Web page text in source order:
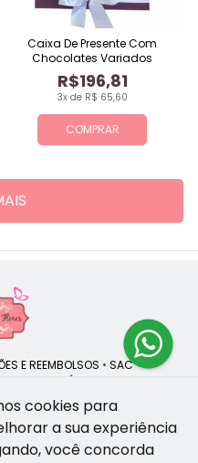
COMPRAR
3x de R$ 65,60
R$196,81
Caixa De Presente Com
Chocolates Variados
E REEMBOLSOS • SAC
POLÍTICA DE COOKIES
47.335.418/0001-13
cookies para
a sua experiência
você concorda